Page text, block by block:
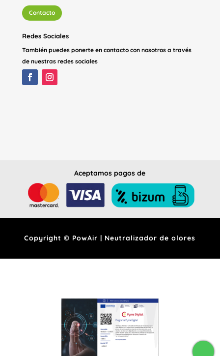
Contacto
Redes Sociales
También puedes ponerte en contacto con nosotros a través
de nuestras redes sociales
Aceptamos pagos de
Copyright © PowAir | Neutralizador de olores